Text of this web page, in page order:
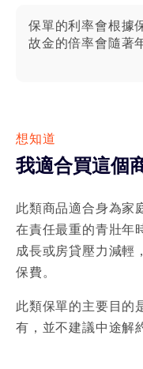
保單的利率會根據
故金的倍率會隨著
他儲蓄險，此類
是有提供一個基礎
率會根據保險公司
率變動型商品」。 什麼是高保障型商品？ 高保障
金遠大於金管會所
的壽險保費較多，
對平緩。 建議怎麼選，要注意哪些事情？ 繳費年
期 繳費年期越長
商品在繳費期間的保額可能
定利率高的商品，
繳交同樣保費的情況下
通常自行繳費/自
想知道
我適合買這個
此類商品適合身為家
在責任最重的青壯年
成長或房貸壓力減輕
保費。
此類保單的主要目的
有，並不建議中途解